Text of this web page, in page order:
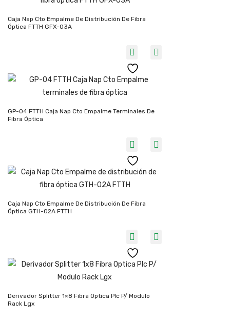
Caja Nap Cto Empalme De Distribución De Fibra
Óptica FTTH GFX-03A
GP-04 FTTH Caja Nap Cto Empalme Terminales De
Fibra Óptica
Caja Nap Cto Empalme De Distribución De Fibra
Óptica GTH-02A FTTH
Derivador Splitter 1×8 Fibra Optica Plc P/ Modulo
Rack Lgx